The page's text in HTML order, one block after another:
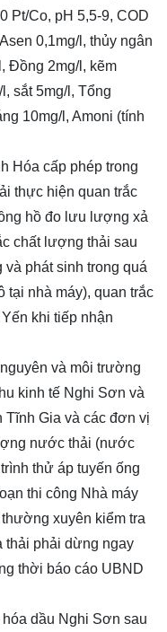
Pt/Co, pH 5,5-9, COD
0,1mg/l, thủy ngân
Đồng 2mg/l, kẽm
sắt 5mg/l, Tổng
10mg/l, Amoni (tính
Hóa cấp phép trong
thực hiện quan trắc
hồ đo lưu lượng xả
chất lượng thải sau
phát sinh trong quá
tại nhà máy), quan trắc
khi tiếp nhận
và môi trường
kinh tế Nghi Sơn và
Tĩnh Gia và các đơn vị
nước thải (nước
thử áp tuyến ống
thi công Nhà máy
xuyên kiểm tra
thải phải dừng ngay
thời báo cáo UBND
dầu Nghi Sơn sau